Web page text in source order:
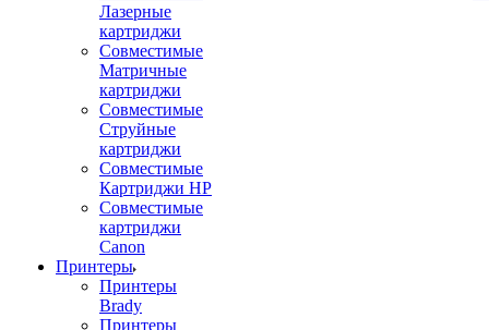
Лазерные
картриджи
Совместимые
Матричные
картриджи
Совместимые
Струйные
картриджи
Совместимые
Картриджи HP
Совместимые
картриджи
Canon
Принтеры
Принтеры
Brady
Принтеры